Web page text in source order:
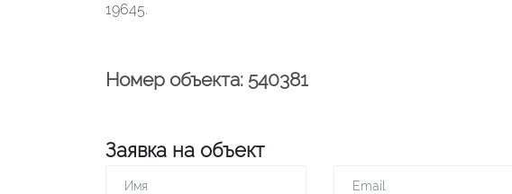
19645.
Номер объекта: 540381
Заявка на объект